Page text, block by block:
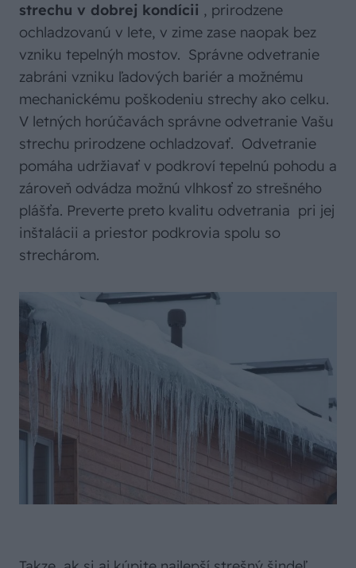
strechu v dobrej kondícii , prirodzene
ochladzovanú v lete, v zime zase naopak bez
vzniku tepelnýh mostov. Správne odvetranie
zabráni vzniku ľadových bariér a možnému
mechanickému poškodeniu strechy ako celku.
V letných horúčavách správne odvetranie Vašu
strechu prirodzene ochladzovať. Odvetranie
pomáha udržiavať v podkroví tepelnú pohodu a
zároveň odvádza možnú vlhkosť zo strešného
plášťa. Preverte preto kvalitu odvetrania pri jej
inštalácii a priestor podkrovia spolu so
strechárom.